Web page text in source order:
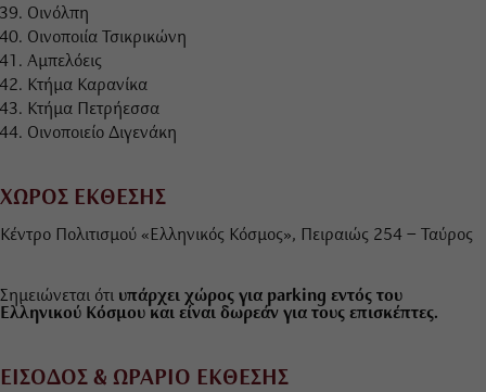
Οινόλπη
Οινοποιία Τσικρικώνη
Αμπελόεις
Κτήμα Καρανίκα
Κτήμα Πετρήεσσα
Οινοποιείο Διγενάκη
ΧΩΡΟΣ ΕΚΘΕΣΗΣ
Κέντρο Πολιτισμού «Ελληνικός Κόσμος», Πειραιώς 254 – Ταύρος
Σημειώνεται ότι υπάρχει χώρος για parking εντός του
Ελληνικού Κόσμου και είναι δωρεάν για τους επισκέπτες.
ΕΙΣΟΔΟΣ & ΩΡΑΡΙΟ ΕΚΘΕΣΗΣ